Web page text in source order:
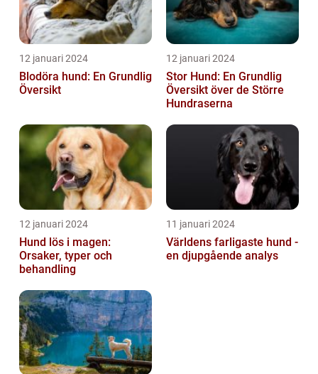
12 januari 2024
Blodöra hund: En Grundlig
Översikt
12 januari 2024
Stor Hund: En Grundlig
Översikt över de Större
Hundraserna
12 januari 2024
Hund lös i magen:
Orsaker, typer och
behandling
11 januari 2024
Världens farligaste hund -
en djupgående analys